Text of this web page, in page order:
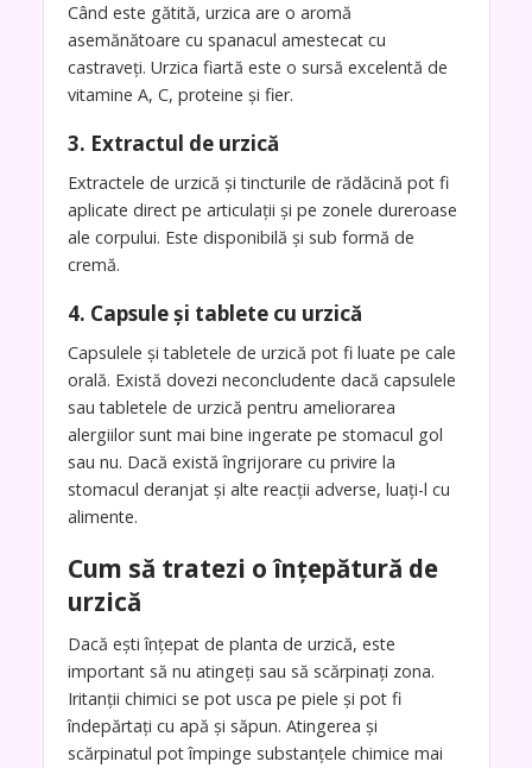
Când este gătită, urzica are o aromă
asemănătoare cu spanacul amestecat cu
castraveți. Urzica fiartă este o sursă excelentă de
vitamine A, C, proteine ​​și fier.
3. Extractul de urzică
Extractele de urzică și tincturile de rădăcină pot fi
aplicate direct pe articulații și pe zonele dureroase
ale corpului. Este disponibilă și sub formă de
cremă.
4. Capsule și tablete cu urzică
Capsulele și tabletele de urzică pot fi luate pe cale
orală. Există dovezi neconcludente dacă capsulele
sau tabletele de urzică pentru ameliorarea
alergiilor sunt mai bine ingerate pe stomacul gol
sau nu. Dacă există îngrijorare cu privire la
stomacul deranjat și alte reacții adverse, luați-l cu
alimente.
Cum să tratezi o înțepătură de
urzică
Dacă ești înțepat de planta de urzică, este
important să nu atingeți sau să scărpinați zona.
Iritanții chimici se pot usca pe piele și pot fi
îndepărtați cu apă și săpun. Atingerea și
scărpinatul pot împinge substanțele chimice mai